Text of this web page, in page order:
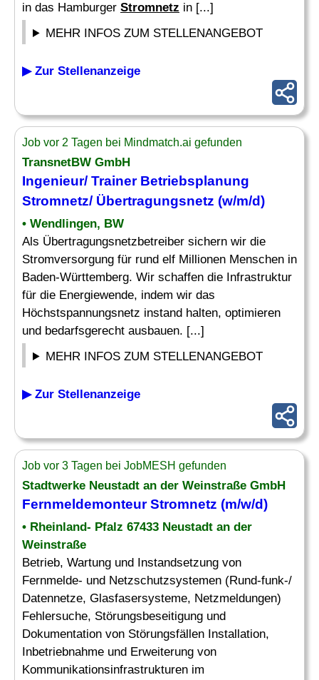
in das Hamburger Stromnetz in [...]
MEHR INFOS ZUM STELLENANGEBOT
▶ Zur Stellenanzeige
Job vor 2 Tagen bei Mindmatch.ai gefunden
TransnetBW GmbH
Ingenieur/ Trainer Betriebsplanung
Stromnetz/ Übertragungsnetz (w/m/d)
• Wendlingen, BW
Als Übertragungsnetzbetreiber sichern wir die
Stromversorgung für rund elf Millionen Menschen in
Baden-Württemberg. Wir schaffen die Infrastruktur
für die Energiewende, indem wir das
Höchstspannungsnetz instand halten, optimieren
und bedarfsgerecht ausbauen. [...]
MEHR INFOS ZUM STELLENANGEBOT
▶ Zur Stellenanzeige
Job vor 3 Tagen bei JobMESH gefunden
Stadtwerke Neustadt an der Weinstraße GmbH
FernmeldemonteurStromnetz (m/w/d)
• Rheinland- Pfalz 67433 Neustadt an der
Weinstraße
Betrieb, Wartung und Instandsetzung von
Fernmelde- und Netzschutzsystemen (Rund-funk-/
Datennetze, Glasfasersysteme, Netzmeldungen)
Fehlersuche, Störungsbeseitigung und
Dokumentation von Störungsfällen Installation,
Inbetriebnahme und Erweiterung von
Kommunikationsinfrastrukturen im